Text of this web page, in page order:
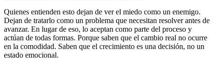
Quienes entienden esto dejan de ver el miedo como un enemigo.
Dejan de tratarlo como un problema que necesitan resolver antes de
avanzar. En lugar de eso, lo aceptan como parte del proceso y
actúan de todas formas. Porque saben que el cambio real no ocurre
en la comodidad. Saben que el crecimiento es una decisión, no un
estado emocional.